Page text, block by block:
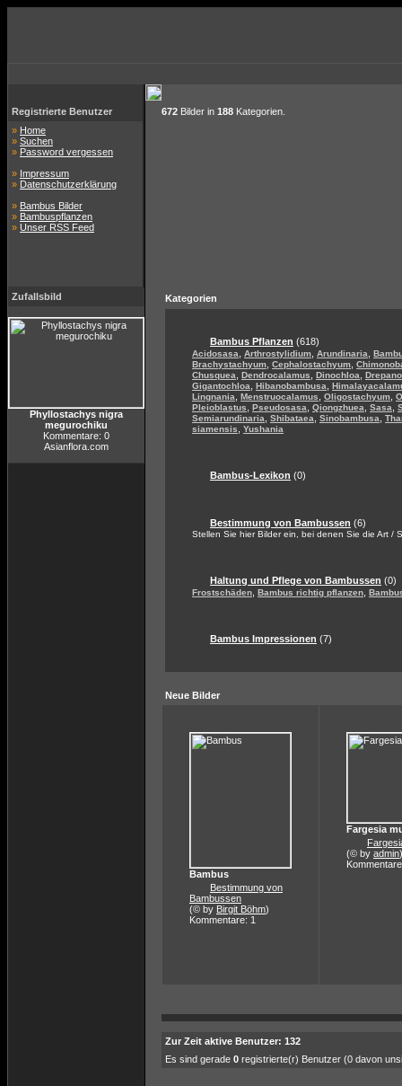
Registrierte Benutzer
» Home
» Suchen
» Password vergessen
» Impressum
» Datenschutzerklärung
» Bambus Bilder
» Bambuspflanzen
» Unser RSS Feed
Zufallsbild
Phyllostachys nigra
megurochiku
Kommentare: 0
Asianflora.com
672 Bilder in 188 Kategorien.
Kategorien
Bambus Pflanzen (618)
Acidosasa Arthrostylidium Arundinaria
Brachystachyum Cephalostachyum
Chusquea
Dendrocalamus Dinochloa
Gigantochloa
Hibanobambusa
Lingnania
Menstruocalamus Oligostachyum
Pleioblastus
Pseudosasa Qiongzhuea Sasa
Semiarundinaria
Shibataea Sinobambusa
siamensis
Yushania
Bambus-Lexikon (0)
Bestimmung von Bambussen (6)
Stellen Sie hier Bilder ein, bei denen Sie die Art /
Haltung und Pflege von Bambussen (0)
Frostschäden Bambus richtig pflanzen
Bambus Impressionen (7)
Neue Bilder
Bambus
Bestimmung von
Bambussen
(© by Birgit Böhm)
Kommentare: 1
Fargesia
(© by admin)
Zur Zeit aktive Benutzer: 132
Es sind gerade 0 registrierte(r) Benutzer (0 davon